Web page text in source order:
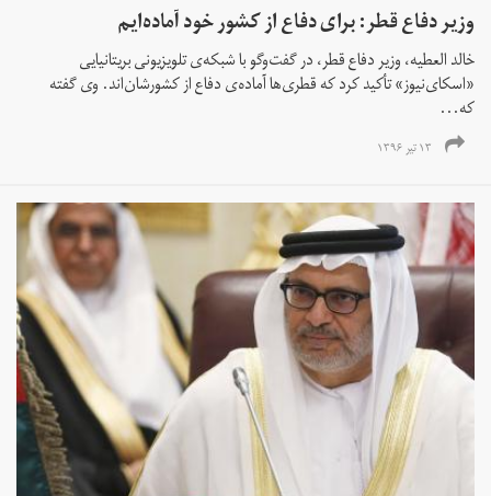
وزیر دفاع قطر: برای دفاع از کشور خود آماده‌ایم
خالد العطیه، وزیر دفاع قطر، در گفت‌وگو با شبکه‌ی تلویزیونی بریتانیایی
«اسکای‌نیوز» تأکید کرد که قطری‌ها آماده‌ی دفاع از کشورشان‌اند. وی گفته
که...
۱۳ تیر ۱۳۹۶